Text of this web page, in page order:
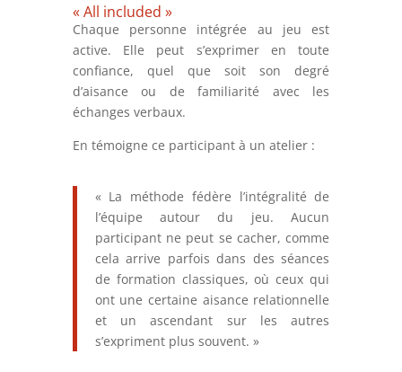
« All included »
Chaque personne intégrée au jeu est
active. Elle peut s’exprimer en toute
confiance, quel que soit son degré
d’aisance ou de familiarité avec les
échanges verbaux.
En témoigne ce participant à un atelier :
« La méthode fédère l’intégralité de
l’équipe autour du jeu. Aucun
participant ne peut se cacher, comme
cela arrive parfois dans des séances
de formation classiques, où ceux qui
ont une certaine aisance relationnelle
et un ascendant sur les autres
s’expriment plus souvent. »